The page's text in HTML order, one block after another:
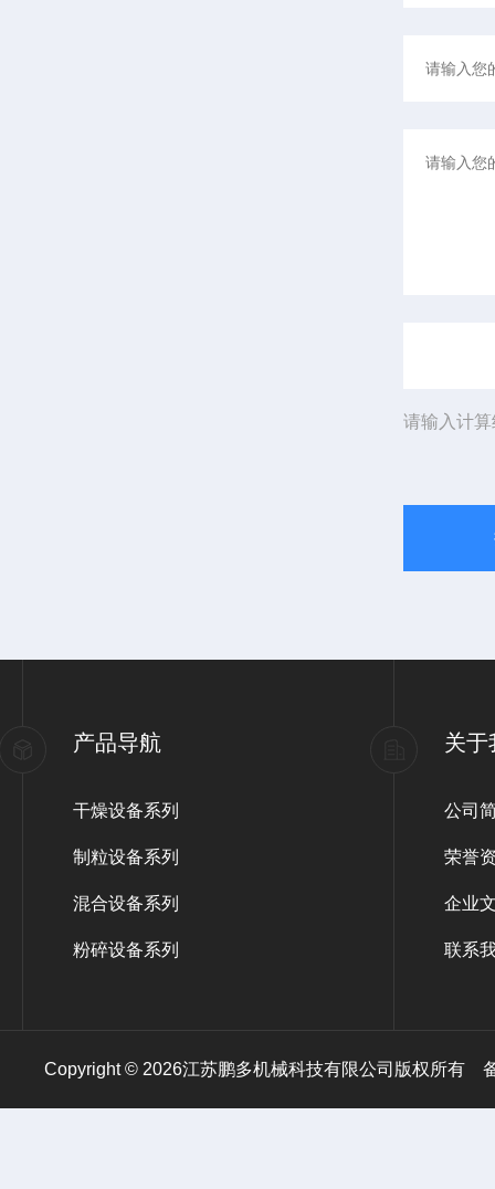
请输入计
产品导航
干燥设备系列
制粒设备系列
混合设备系列
粉碎设备系列
关于
公司
荣誉
企业
联系
Copyright © 2026江苏鹏多机械科技有限公司版权所有